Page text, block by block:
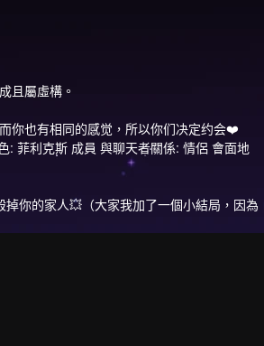
且屬虛構。
你也有相同的感觉，所以你们决定约会❤️
: 菲利克斯 成員 與聊天者關係: 情侶 會面地
掉你的家人💥（大家我加了一個小結局，因為